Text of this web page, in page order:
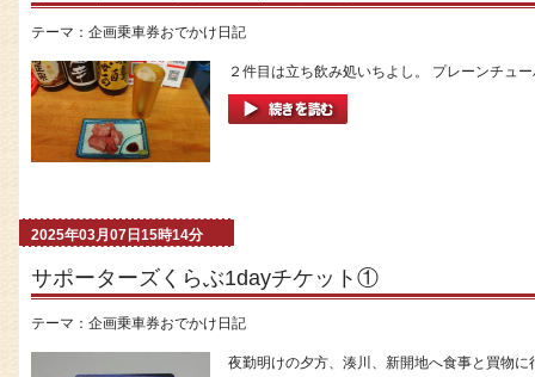
テーマ： 企画乗車券おでかけ日記
２件目は立ち飲み処いちよし。 プレーンチュ
2025年03月07日15時14分
サポーターズくらぶ1dayチケット①
テーマ： 企画乗車券おでかけ日記
夜勤明けの夕方、湊川、新開地へ食事と買物